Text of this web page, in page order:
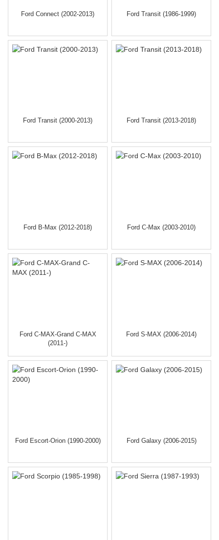
Ford Connect (2002-2013) Ford Transit (1986-1999)
Ford Transit (2000-2013) Ford Transit (2013-2018)
Ford B-Max (2012-2018) Ford C-Max (2003-2010)
Ford C-MAX-Grand C-MAX
(2011-)
Ford S-MAX (2006-2014)
Ford Escort-Orion (1990-2000) Ford Galaxy (2006-2015)